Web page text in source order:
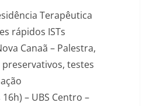
Terapêutica
rápidos ISTs
Canaã – Palestra,
testes
– UBS Centro –